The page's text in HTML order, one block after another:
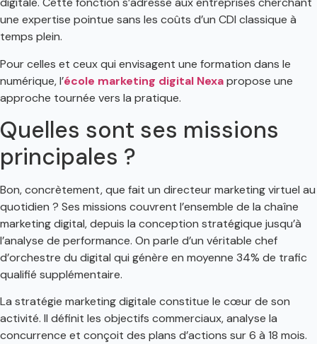
une expertise pointue sans les coûts d’un CDI classique à
temps plein.
Pour celles et ceux qui envisagent une formation dans le
numérique, l’école marketing digital Nexapropose une
approche tournée vers la pratique.
Quelles sont ses missions
principales ?
Bon, concrètement, que fait un directeur marketing virtuel au
quotidien ? Ses missions couvrent l’ensemble de la chaîne
marketing digital, depuis la conception stratégique jusqu’à
l’analyse de performance. On parle d’un véritable chef
d’orchestre du digital qui génère en moyenne 34% de trafic
qualifié supplémentaire.
La stratégie marketing digitale constitue le cœur de son
activité. Il définit les objectifs commerciaux, analyse la
concurrence et conçoit des plans d’actions sur 6 à 18 mois.